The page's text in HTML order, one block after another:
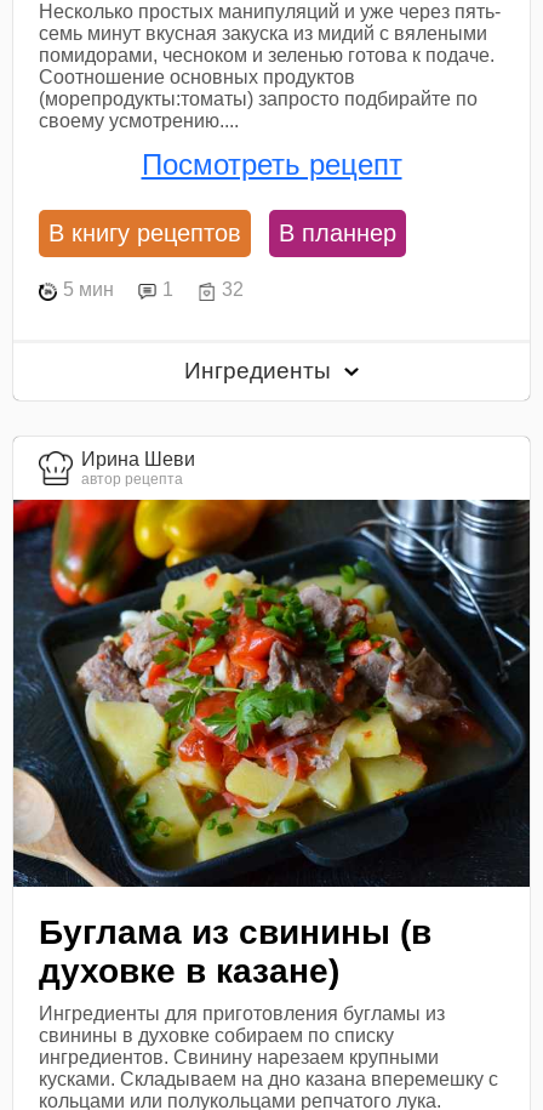
Несколько простых манипуляций и уже через пять-
семь минут вкусная закуска из мидий с вялеными
помидорами, чесноком и зеленью готова к подаче.
Соотношение основных продуктов
(морепродукты:томаты) запросто подбирайте по
своему усмотрению....
Посмотреть рецепт
В книгу рецептов В планнер
5 мин 1 32
Ингредиенты
Ирина Шеви
автор рецепта
Буглама из свинины (в
духовке в казане)
Ингредиенты для приготовления бугламы из
свинины в духовке собираем по списку
ингредиентов. Свинину нарезаем крупными
кусками. Складываем на дно казана вперемешку с
кольцами или полукольцами репчатого лука.